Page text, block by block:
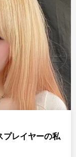
プレイヤーの私